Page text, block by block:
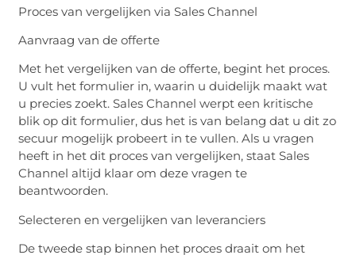
Proces van vergelijken via Sales Channel
Aanvraag van de offerte
Met het vergelijken van de offerte, begint het proces.
U vult het formulier in, waarin u duidelijk maakt wat
u precies zoekt. Sales Channel werpt een kritische
blik op dit formulier, dus het is van belang dat u dit zo
secuur mogelijk probeert in te vullen. Als u vragen
heeft in het dit proces van vergelijken, staat Sales
Channel altijd klaar om deze vragen te
beantwoorden.
Selecteren en vergelijken van leveranciers
De tweede stap binnen het proces draait om het